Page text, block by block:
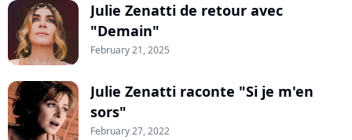
Julie Zenatti de retour avec
"Demain"
February 21, 2025
Julie Zenatti raconte "Si je m'en
sors"
February 27, 2022